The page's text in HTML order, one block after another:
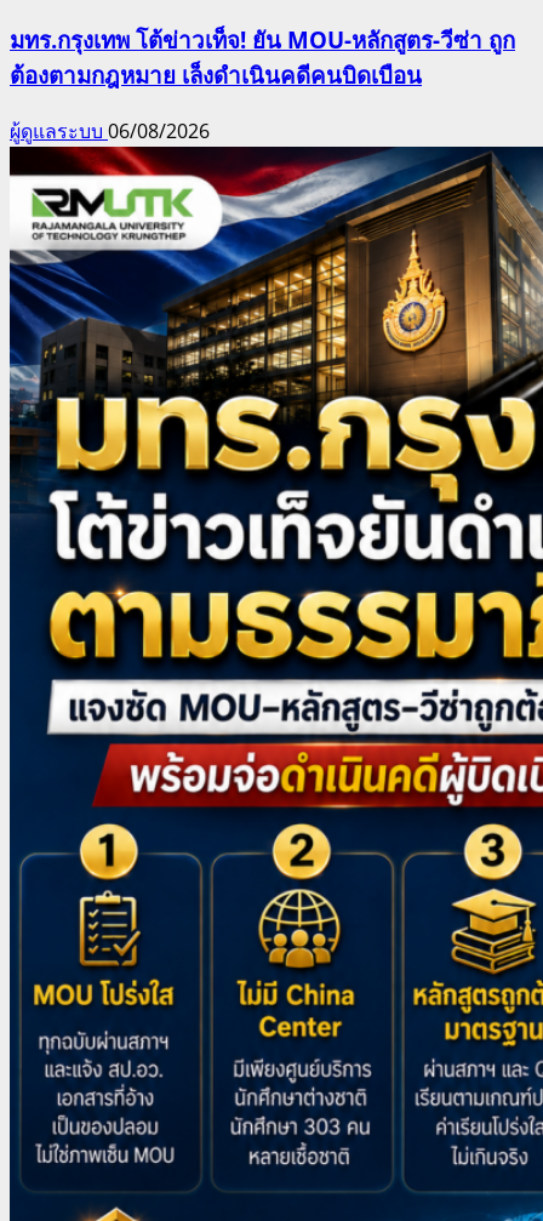
มทร.กรุงเทพ โต้ข่าวเท็จ! ยัน MOU-หลักสูตร-วีซ่า ถูก
ต้องตามกฎหมาย เล็งดำเนินคดีคนบิดเบือน
ผู้ดูแลระบบ 06/08/2026